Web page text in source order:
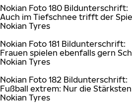
Nokian Foto 180 Bildunterschrift:
Auch im Tiefschnee trifft der
Nokian Tyres
Nokian Foto 181 Bildunterschrift:
Frauen spielen ebenfalls gern
Nokian Tyres
Nokian Foto 182 Bildunterschrift:
Fußball extrem: Nur die
Nokian Tyres